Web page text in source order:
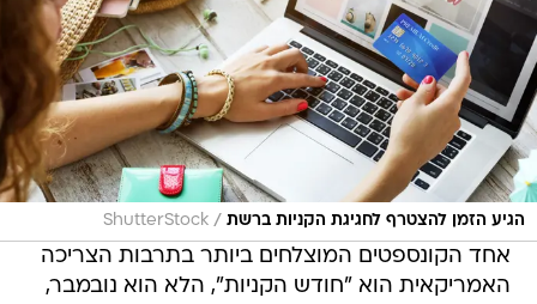
הגיע הזמן להצטרף לחגיגת הקניות ברשת /
ShutterStock
אחד הקונספטים המוצלחים ביותר בתרבות הצריכה
האמריקאית הוא "חודש הקניות", הלא הוא נובמבר,